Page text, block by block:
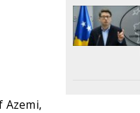
Azemi,